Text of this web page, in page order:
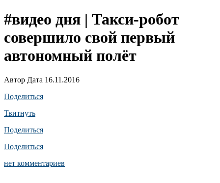
#видео дня | Такси-робот
совершило свой первый
автономный полёт
Автор Дата 16.11.2016
Поделиться
Твитнуть
Поделиться
Поделиться
нет комментариев